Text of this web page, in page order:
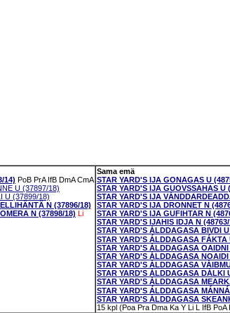
14) PoB PrA IfB DmA CmA
U (37897/18)
U (37899/18)
N (37896/18)
N (37898/18) Li
Sama emä
STAR YARD'S IJA GONAGAS U
STAR YARD'S IJA GUOVSSAHAS U
STAR YARD'S IJA
STAR YARD'S IJA DRONNET N
STAR YARD'S IJA GUFIHTAR N
STAR YARD'S IJAHIS IDJA N (48763/
STAR YARD'S ÁLDDAGASA BIVDI
STAR YARD'S ÁLDDAGASA FÁKTA
STAR YARD'S ÁLDDAGASA OAIDNI
STAR YARD'S ÁLDDAGASA NOAIDI
STAR YARD'S ÁLDDAGASA
STAR YARD'S ÁLDDAGASA DÁLKI
STAR YARD'S ÁLDDAGASA
STAR YARD'S ÁLDDAGASA
STAR YARD'S ÁLDDAGASA
15 kpl (Poa Pra Dma Ka Y Li L IfB PoA